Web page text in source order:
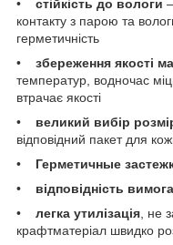
• стійкість до вологи
контакту з парою та
герметичність
• збереження якості
температур, водночас
втрачає якості
• великий вибір
відповідний пакет для
• Герметичные
• відповідність
• легка утилізація, не
крафтматеріал швидко